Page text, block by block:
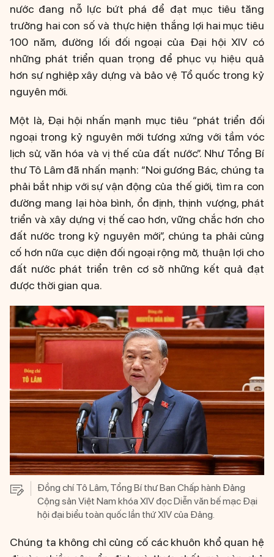
nước đang nỗ lực bứt phá để đạt mục tiêu tăng
trưởng hai con số và thực hiện thắng lợi hai mục tiêu
100 năm, đường lối đối ngoại của Đại hội XIV có
những phát triển quan trọng để phục vụ hiệu quả
hơn sự nghiệp xây dựng và bảo vệ Tổ quốc trong kỷ
nguyên mới.
Một là, Đại hội nhấn mạnh mục tiêu “phát triển đối
ngoại trong kỷ nguyên mới tương xứng với tầm vóc
lịch sử, văn hóa và vị thế của đất nước”. Như Tổng Bí
thư Tô Lâm đã nhấn mạnh: “Noi gương Bác, chúng ta
phải bắt nhịp với sự vận động của thế giới, tìm ra con
đường mang lại hòa bình, ổn định, thịnh vượng, phát
triển và xây dựng vị thế cao hơn, vững chắc hơn cho
đất nước trong kỷ nguyên mới”, chúng ta phải củng
cố hơn nữa cục diện đối ngoại rộng mở, thuận lợi cho
đất nước phát triển trên cơ sở những kết quả đạt
được thời gian qua.
Đồng chí Tô Lâm, Tổng Bí thư Ban Chấp hành Đảng
Cộng sản Việt Nam khóa XIV đọc Diễn văn bế mạc Đại
hội đại biểu toàn quốc lần thứ XIV của Đảng.
Chúng ta không chỉ củng cố các khuôn khổ quan hệ